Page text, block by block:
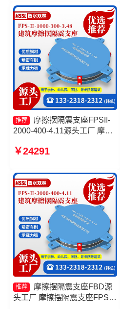
推荐
摩擦摆隔震支座FPSII-
2000-400-4.11源头工厂 摩擦
3.48 摩擦摆减隔震球型支座
￥24291
推荐
摩擦摆隔震支座FBD源
头工厂 摩擦摆隔震支座FPS-